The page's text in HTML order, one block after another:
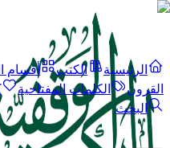
الرئيسية الكتب أقسام
القرون
الكلمات المفتاحية
البحث